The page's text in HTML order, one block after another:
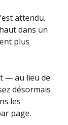
attendu.
dans un
plus
— au lieu de
désormais
les
page.